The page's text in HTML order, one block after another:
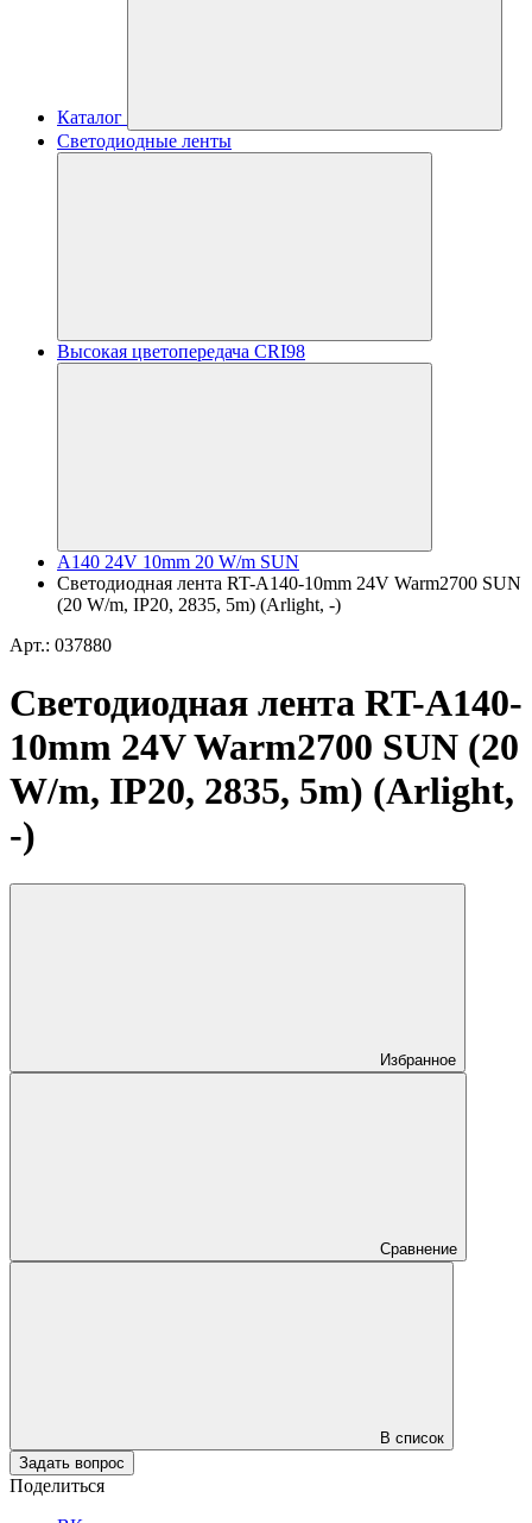
Каталог
Светодиодные ленты
Высокая цветопередача CRI98
A140 24V 10mm 20 W/m SUN
Светодиодная лента RT-A140-10mm 24V Warm2700 SUN
(20 W/m, IP20, 2835, 5m) (Arlight, -)
Арт.: 037880
Светодиодная лента RT-A140-
10mm 24V Warm2700 SUN (20
W/m, IP20, 2835, 5m) (Arlight,
-)
Избранное
Сравнение
В список
Задать вопрос
Поделиться